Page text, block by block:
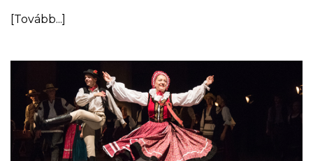
[Tovább...]